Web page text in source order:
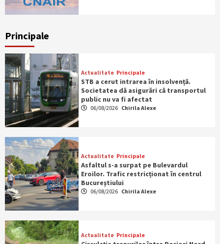
Principale
Actualitate Principale
STB a cerut intrarea în insolvență.
Societatea dă asigurări că transportul
public nu va fi afectat
06/08/2026 Chirila Alexe
Actualitate Principale
Asfaltul s-a surpat pe Bulevardul
Eroilor. Trafic restricționat în centrul
Bucureștiului
06/08/2026 Chirila Alexe
Actualitate Principale